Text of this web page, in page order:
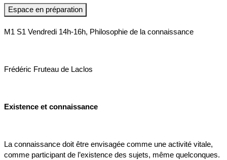
Espace en préparation
M1 S1 Vendredi 14h-16h, Philosophie de la connaissance
Frédéric Fruteau de Laclos
Existence et connaissance
La connaissance doit être envisagée comme une activité vitale,
comme participant de l’existence des sujets, même quelconques.